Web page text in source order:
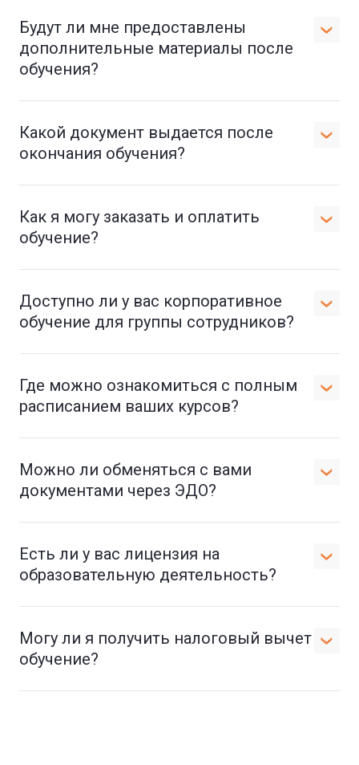
Будут ли мне предоставлены
дополнительные материалы после
обучения?
Какой документ выдается после
окончания обучения?
Как я могу заказать и оплатить
обучение?
Доступно ли у вас корпоративное
обучение для группы сотрудников?
Где можно ознакомиться с полным
расписанием ваших курсов?
Можно ли обменяться с вами
документами через ЭДО?
Есть ли у вас лицензия на
образовательную деятельность?
Могу ли я получить налоговый вычет на
обучение?